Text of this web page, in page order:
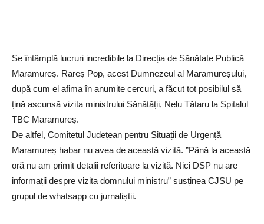
Se întâmplă lucruri incredibile la Direcția de Sănătate Publică
Maramureș. Rareș Pop, acest Dumnezeul al Maramureșului,
după cum el afima în anumite cercuri, a făcut tot posibilul să
țină ascunsă vizita ministrului Sănătății, Nelu Tătaru la Spitalul
TBC Maramureș.
De altfel, Comitetul Județean pentru Situații de Urgență
Maramureș habar nu avea de această vizită. ”Până la această
oră nu am primit detalii referitoare la vizită. Nici DSP nu are
informații despre vizita domnului ministru” susținea CJSU pe
grupul de whatsapp cu jurnaliștii.